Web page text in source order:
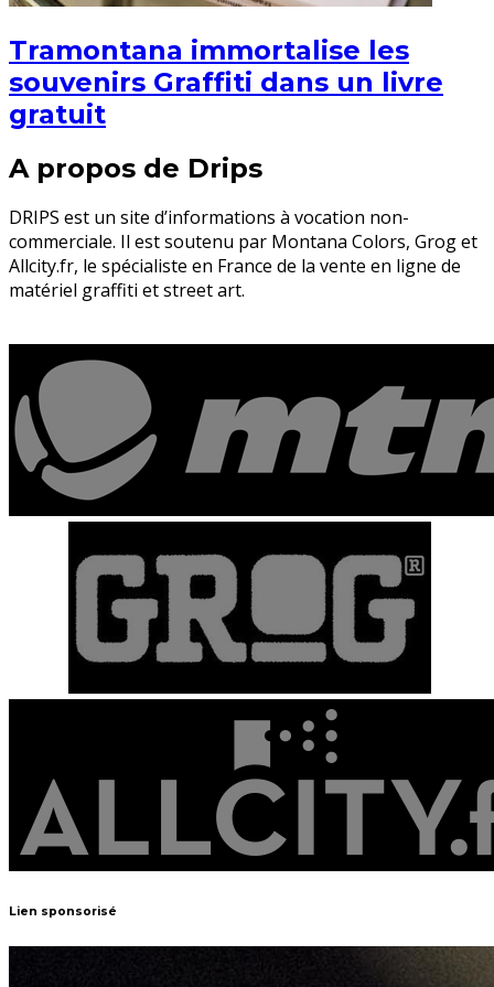
Tramontana immortalise les
souvenirs Graffiti dans un livre
gratuit
A propos de Drips
DRIPS est un site d’informations à vocation non-
commerciale. Il est soutenu par Montana Colors, Grog et
Allcity.fr, le spécialiste en France de la vente en ligne de
matériel graffiti et street art.
Lien sponsorisé